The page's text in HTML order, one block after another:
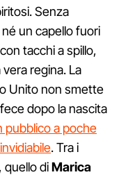
Senza
un capello fuori
tacchi a spillo,
regina. La
Unito non smette
dopo la nascita
pubblico a poche
. Tra i
quello diMarica